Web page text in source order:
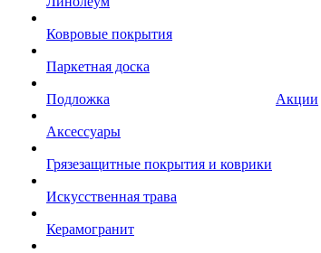
Ковровые покрытия
Паркетная доска
Подложка
Аксессуары
Грязезащитные покрытия и коврики
Искусственная трава
Керамогранит
Акции